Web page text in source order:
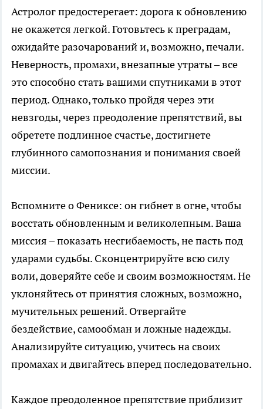
Астролог предостерегает: дорога к обновлению
не окажется легкой. Готовьтесь к преградам,
ожидайте разочарований и, возможно, печали.
Неверность, промахи, внезапные утраты – все
это способно стать вашими спутниками в этот
период. Однако, только пройдя через эти
невзгоды, через преодоление препятствий, вы
обретете подлинное счастье, достигнете
глубинного самопознания и понимания своей
миссии.
Вспомните о Фениксе: он гибнет в огне, чтобы
восстать обновленным и великолепным. Ваша
миссия – показать несгибаемость, не пасть под
ударами судьбы. Сконцентрируйте всю силу
воли, доверяйте себе и своим возможностям. Не
уклоняйтесь от принятия сложных, возможно,
мучительных решений. Отвергайте
бездействие, самообман и ложные надежды.
Анализируйте ситуацию, учитесь на своих
промахах и двигайтесь вперед последовательно.
Каждое преодоленное препятствие приблизит